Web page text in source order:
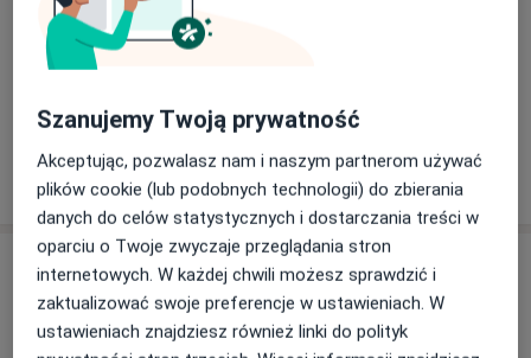
Dostępność
W tym gabinecie nie można umawiać wizyt przez
internet
Pokaż więcej
o adresie
Ubezpieczenia - brak akceptowanych
Ten specjalista przyjmuje wyłącznie pacjentów
prywatnych. Możesz opłacić wizytę samodzielnie lub
Szanujemy Twoją prywatność
Akceptując, pozwalasz nam i naszym partnerom używać
plików cookie (lub podobnych technologii) do zbierania
danych do celów statystycznych i dostarczania treści w
oparciu o Twoje zwyczaje przeglądania stron
internetowych. W każdej chwili możesz sprawdzić i
zaktualizować swoje preferencje w ustawieniach. W
ustawieniach znajdziesz również linki do polityk